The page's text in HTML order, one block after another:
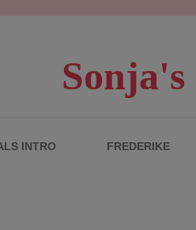
INTRO FREDERIKE